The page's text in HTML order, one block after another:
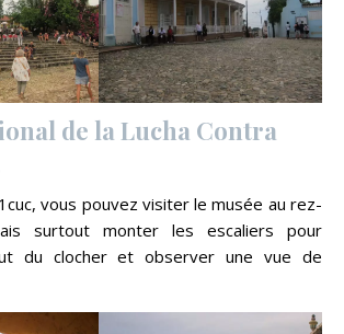
de la Lucha Contra
vous pouvez visiter le musée au rez-
surtout monter les escaliers pour
du clocher et observer une vue de